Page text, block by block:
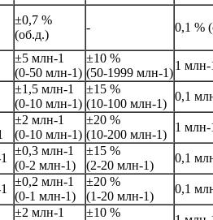
±0,7 %
(об.д.)
- 0,1 %
±5 млн-1
(0-50 млн-1)
±10 %
(50-1999 млн-1)
1 млн-
±1,5 млн-1
(0-10 млн-1)
±15 %
(10-100 млн-1)
0,1
±2 млн-1
(0-10 млн-1)
±20 %
(10-200 млн-1)
1 млн-
±0,3 млн-1
(0-2 млн-1)
±15 %
(2-20 млн-1)
0,1
±0,2 млн-1
(0-1 млн-1)
±20 %
(1-20 млн-1)
0,1
±2 млн-1
±10 %